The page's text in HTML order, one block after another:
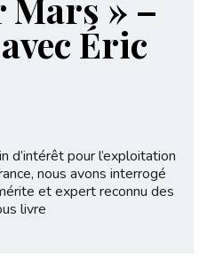
Mars » –
Éric
d’intérêt pour l’exploitation
nous avons interrogé
et expert reconnu des
livre